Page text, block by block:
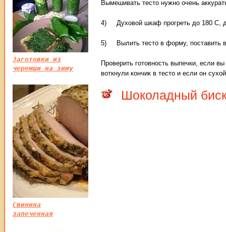
Вымешивать тесто нужно очень
4) Духовой шкаф прогреть до 180 С,
5) Вылить тесто в форму, поставить
Проверить готовность выпечки, если
воткнули кончик в тесто и если он
Шоколадный
Заготовки из
черемши на зиму
Свинина
запеченная